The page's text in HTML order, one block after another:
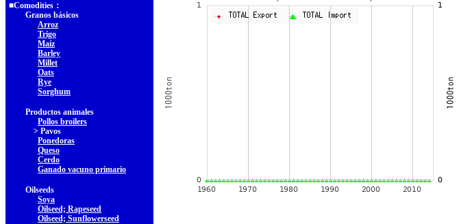
■Comodities：
Granos básicos
Arroz
Trigo
Maíz
Barley
Millet
Oats
Rye
Sorghum
Productos animales
Pollos broilers
> Pavos
Ponedoras
Queso
Cerdo
Ganado vacuno primario
Oilseeds
Soya
Oilseed; Rapeseed
Oilseed; Sunflowerseed